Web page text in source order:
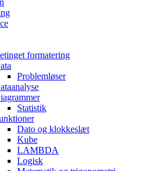
formatering
Problemløser
Statistik
Dato og klokkeslæt
Kube
LAMBDA
Logisk